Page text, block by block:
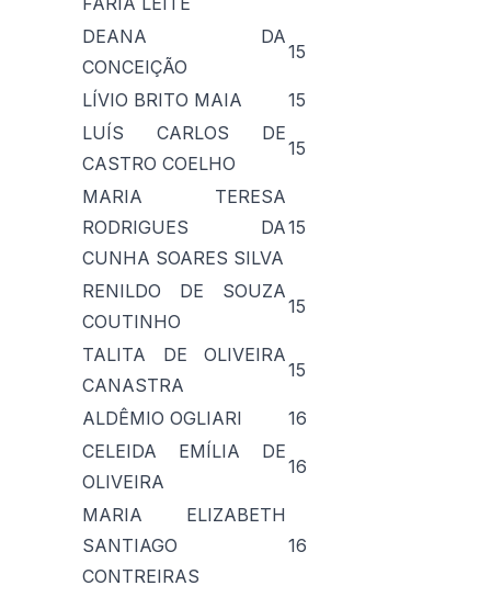
DEANA DA
CONCEIÇÃO
15
LÍVIO BRITO MAIA
15
LUÍS CARLOS DE
CASTRO COELHO
15
MARIA TERESA
RODRIGUES DA
CUNHA SOARES SILVA
15
RENILDO DE SOUZA
COUTINHO
15
TALITA DE OLIVEIRA
CANASTRA
15
ALDÊMIO OGLIARI
16
CELEIDA EMÍLIA DE
OLIVEIRA
16
MARIA ELIZABETH
SANTIAGO
CONTREIRAS
16